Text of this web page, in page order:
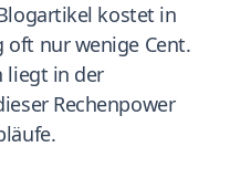
kostet in
oft nur wenige Cent.
liegt in der
Rechenpower